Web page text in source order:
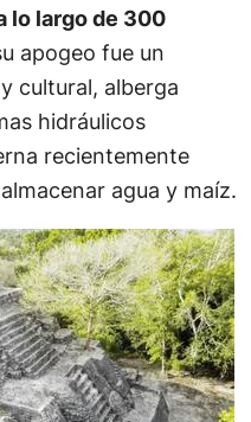
lo largo de 300
apogeo fue un
cultural, alberga
hidráulicos
recientemente
agua y maíz.